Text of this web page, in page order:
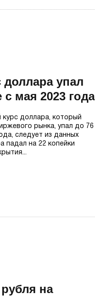
упал
мая 2023 года
доллара, который
рынка, упал до 76
следует из данных
падал на 22 копейки
на